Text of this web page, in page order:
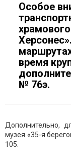
Особое
время
№ 76э.
Дополнительно,
музея «35-я
105.